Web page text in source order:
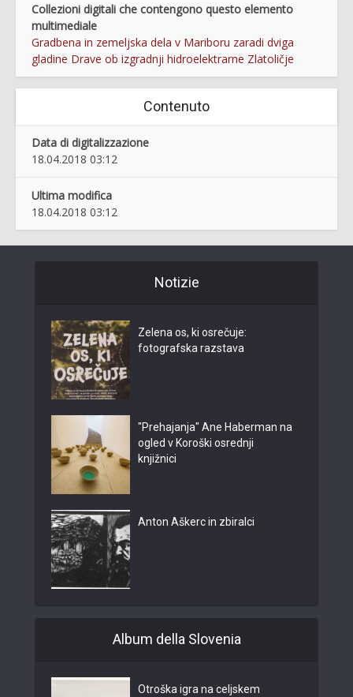
Collezioni digitali che contengono questo elemento
multimediale
Gradbena in zemeljska dela v Mariboru zaradi dviga
gladine Drave ob izgradnji hidroelektrarne Zlatoličje
Contenuto
Data di digitalizzazione
18.04.2018 03:12
Ultima modifica
18.04.2018 03:12
Notizie
Zelena os, ki osrečuje:
fotografska razstava
"Prehajanja" Ane Haberman na
ogled v Koroški osrednji
knjižnici
Anton Aškerc in zbiralci
Album della Slovenia
Otroška igra na celjskem